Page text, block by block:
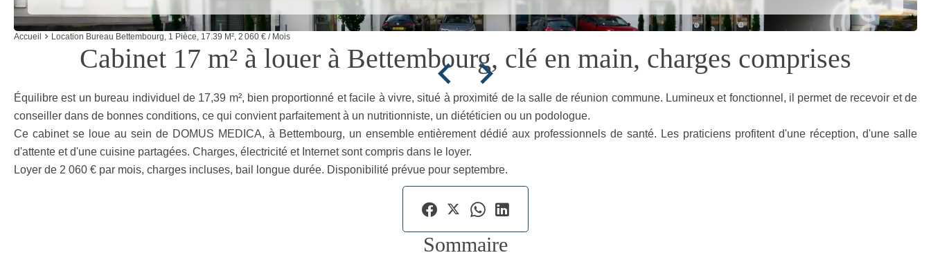
Accueil Location Bureau Bettembourg, 1 Pièce, 17.39 M², 2 060 € / Mois
Cabinet 17 m² à louer à Bettembourg, clé en main, charges comprises
Équilibre est un bureau individuel de 17,39 m², bien proportionné et facile à vivre, situé à proximité de la salle de réunion commune. Lumineux et fonctionnel, il permet de recevoir et de
conseiller dans de bonnes conditions, ce qui convient parfaitement à un nutritionniste, un diététicien ou un podologue.
Ce cabinet se loue au sein de DOMUS MEDICA, à Bettembourg, un ensemble entièrement dédié aux professionnels de santé. Les praticiens profitent d'une réception, d'une salle
d'attente et d'une cuisine partagées. Charges, électricité et Internet sont compris dans le loyer.
Loyer de 2 060 € par mois, charges incluses, bail longue durée. Disponibilité prévue pour septembre.
Sommaire